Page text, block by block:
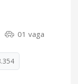
01 vaga